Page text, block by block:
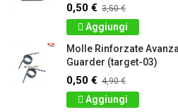
0,50 € 3,50 €
Aggiungi
Molle Rinforzate
Guarder (target-03)
0,50 € 4,90 €
Aggiungi